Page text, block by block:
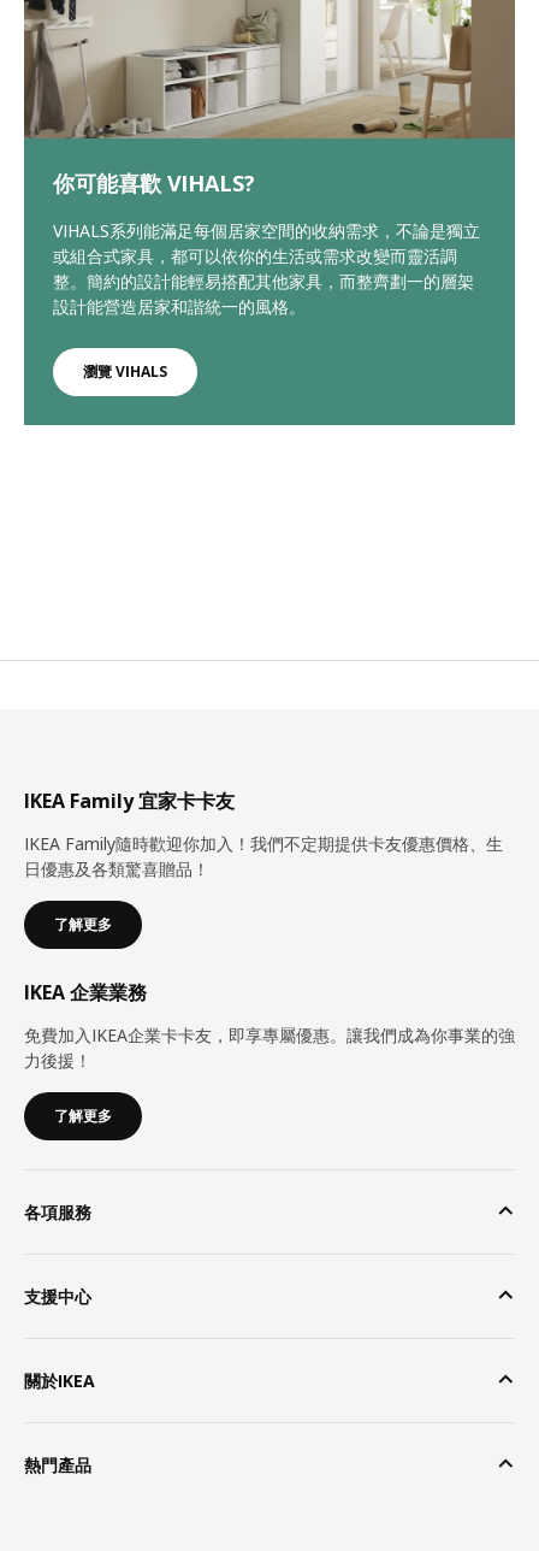
你可能喜歡 VIHALS?
VIHALS系列能滿足每個居家空間的收納需求，不論是獨立
或組合式家具，都可以依你的生活或需求改變而靈活調
整。簡約的設計能輕易搭配其他家具，而整齊劃一的層架
設計能營造居家和諧統一的風格。
瀏覽 VIHALS
IKEA Family 宜家卡卡友
IKEA Family隨時歡迎你加入！我們不定期提供卡友優惠價格、生
日優惠及各類驚喜贈品！
了解更多
IKEA 企業業務
免費加入IKEA企業卡卡友，即享專屬優惠。讓我們成為你事業的強
力後援！
了解更多
各項服務
支援中心
關於IKEA
熱門產品